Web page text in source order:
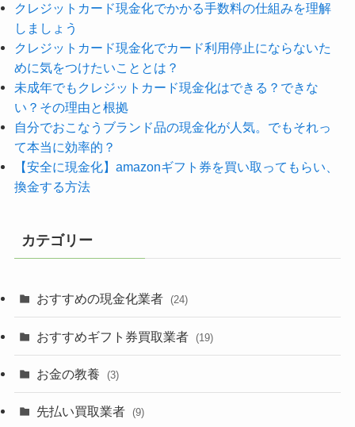
クレジットカード現金化でかかる手数料の仕組みを理解
しましょう
クレジットカード現金化でカード利用停止にならないた
めに気をつけたいこととは？
未成年でもクレジットカード現金化はできる？できな
い？その理由と根拠
自分でおこなうブランド品の現金化が人気。でもそれっ
て本当に効率的？
【安全に現金化】amazonギフト券を買い取ってもらい、
換金する方法
カテゴリー
おすすめの現金化業者 (24)
おすすめギフト券買取業者 (19)
お金の教養 (3)
先払い買取業者 (9)